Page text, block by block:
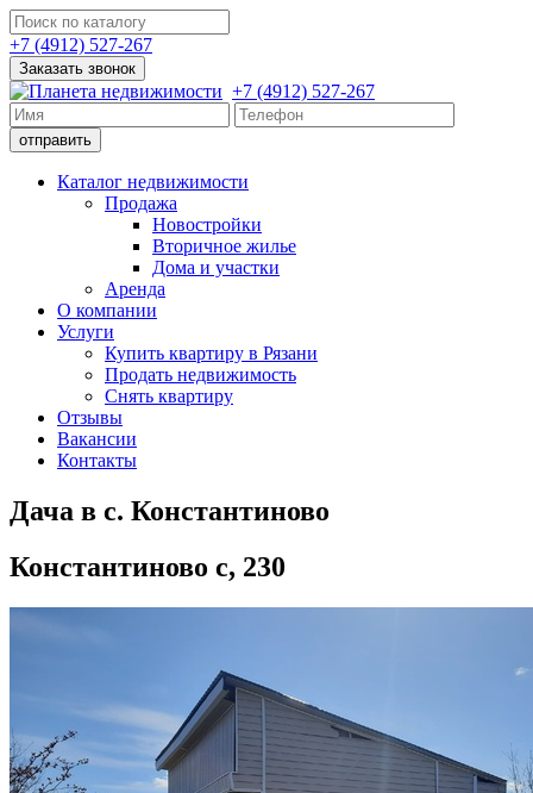
+7 (4912) 527-267
Заказать звонок
+7 (4912) 527-267
Каталог недвижимости
Продажа
Новостройки
Вторичное жилье
Дома и участки
Аренда
О компании
Услуги
Купить квартиру в Рязани
Продать недвижимость
Снять квартиру
Отзывы
Вакансии
Контакты
Дача в с. Константиново
Константиново с, 230